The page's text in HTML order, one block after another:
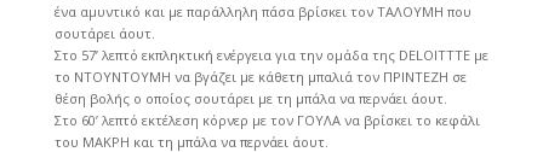
ένα αμυντικό και με παράλληλη πάσα βρίσκει τον ΤΑΛΟΥΜΗ που
σουτάρει άουτ.
Στο 57’ λεπτό εκπληκτική ενέργεια για την ομάδα της DELOITTTE με
το ΝΤΟΥΝΤΟΥΜΗ να βγάζει με κάθετη μπαλιά τον ΠΡΙΝΤΕΖΗ σε
θέση βολής ο οποίος σουτάρει με τη μπάλα να περνάει άουτ.
Στο 60’ λεπτό εκτέλεση κόρνερ με τον ΓΟΥΛΑ να βρίσκει το κεφάλι
του ΜΑΚΡΗ και τη μπάλα να περνάει άουτ.